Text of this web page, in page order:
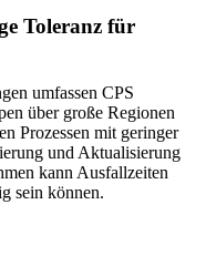
Toleranz für
umfassen CPS
über große Regionen
Prozessen mit geringer
und Aktualisierung
kann Ausfallzeiten
sein können.